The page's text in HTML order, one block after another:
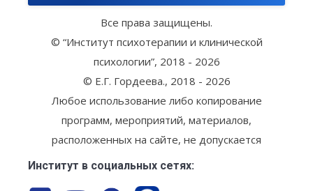
Все права защищены.
© “Институт психотерапии и клинической
психологии”, 2018 - 2026
© Е.Г. Гордеева., 2018 - 2026
Любое использование либо копирование
программ, мероприятий, материалов,
расположенных на сайте, не допускается
Институт в социальных сетях: